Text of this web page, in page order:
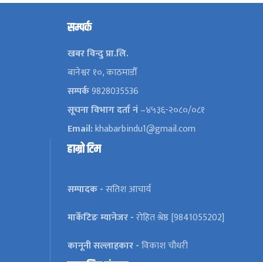
सम्पर्क
खबर विन्दु प्रा.लि.
बानेश्वर १०, काठमाडौँ
सम्पर्क9828035536
सूचना विभाग दर्ता नं–४५३६-२०८०/०८१
Email:khabarbindu1@gmail.com
हाम्रो टिम
सम्पादक -सतिश आचार्य
मार्केटिङ म्यानेजर -रोहित श्रेष्ठ [9841055202]
कानूनी सल्लाहकार -विकाश चौधरी